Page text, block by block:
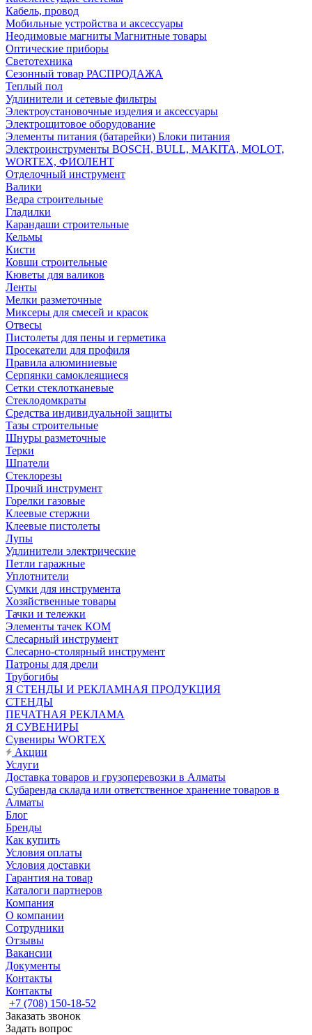
Кабель, провод
Мобильные устройства и аксессуары
Неодимовые магниты Магнитные товары
Оптические приборы
Светотехника
Сезонный товар РАСПРОДАЖА
Теплый пол
Удлинители и сетевые фильтры
Электроустановочные изделия и аксессуары
Электрощитовое оборудование
Элементы питания (батарейки) Блоки питания
Электроинструменты BOSCH, BULL, MAKITA, MOLOT,
WORTEX, ФИОЛЕНТ
Отделочный инструмент
Валики
Ведра строительные
Гладилки
Карандаши строительные
Кельмы
Кисти
Ковши строительные
Кюветы для валиков
Ленты
Мелки разметочные
Миксеры для смесей и красок
Отвесы
Пистолеты для пены и герметика
Просекатели для профиля
Правила алюминиевые
Серпянки самоклеящиеся
Сетки стеклотканевые
Стеклодомкраты
Средства индивидуальной защиты
Тазы строительные
Шнуры разметочные
Терки
Шпатели
Стеклорезы
Прочий инструмент
Горелки газовые
Клеевые стержни
Клеевые пистолеты
Лупы
Удлинители электрические
Петли гаражные
Уплотнители
Сумки для инструмента
Хозяйственные товары
Тачки и тележки
Элементы тачек КОМ
Слесарный инструмент
Слесарно-столярный инструмент
Патроны для дрели
Трубогибы
Я СТЕНДЫ И РЕКЛАМНАЯ ПРОДУКЦИЯ
СТЕНДЫ
ПЕЧАТНАЯ РЕКЛАМА
Я СУВЕНИРЫ
Сувениры WORTEX
Акции
Услуги
Доставка товаров и грузоперевозки в Алматы
Субаренда склада или ответственное хранение товаров в
Алматы
Блог
Бренды
Как купить
Условия оплаты
Условия доставки
Гарантия на товар
Каталоги партнеров
Компания
О компании
Сотрудники
Отзывы
Вакансии
Документы
Контакты
Контакты
+7 (708) 150-18-52
Заказать звонок
Задать вопрос